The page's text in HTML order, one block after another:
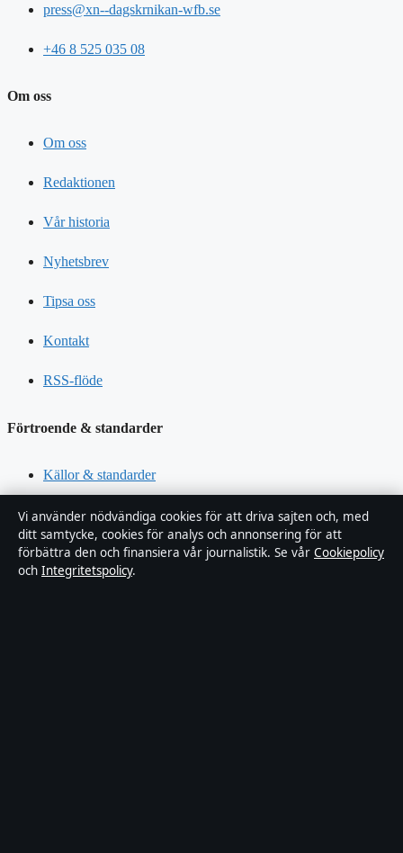
press@xn--dagskrnikan-wfb.se
+46 8 525 035 08
Om oss
Om oss
Redaktionen
Vår historia
Nyhetsbrev
Tipsa oss
Kontakt
RSS-flöde
Förtroende & standarder
Källor & standarder
Redaktionell policy
Rättelsepolicy
Vi använder nödvändiga cookies för att driva sajten och, med
ditt samtycke, cookies för analys och annonsering för att
förbättra den och finansiera vår journalistik. Se vår Cookiepolicy
och Integritetspolicy.